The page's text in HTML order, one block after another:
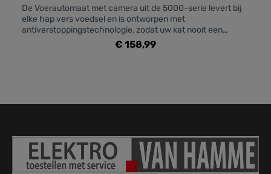
NOConnectivité Internet NOVerwijderbare batterij
NOGeschikt voor smarthome NO
De Voerautomaat met camera uit de 5000-serie levert bij
elke hap vers voedsel en is ontworpen met
antiverstoppingstechnologie, zodat uw kat nooit een
maaltijd mist. Blijf verbonden en plan de maaltijden van uw
kat met onze gebruiksvriendelijke app.
€ 158,99